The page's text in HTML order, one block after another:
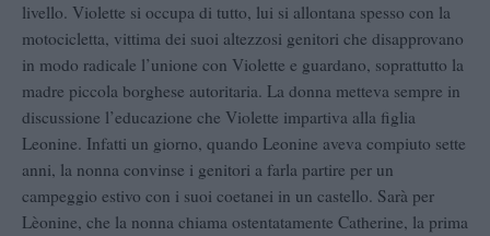
livello. Violette si occupa di tutto, lui si allontana spesso con la
motocicletta, vittima dei suoi altezzosi genitori che disapprovano
in modo radicale l’unione con Violette e guardano, soprattutto la
madre piccola borghese autoritaria. La donna metteva sempre in
discussione l’educazione che Violette impartiva alla figlia
Leonine. Infatti un giorno, quando Leonine aveva compiuto sette
anni, la nonna convinse i genitori a farla partire per un
campeggio estivo con i suoi coetanei in un castello. Sarà per
Lèonine, che la nonna chiama ostentatamente Catherine, la prima